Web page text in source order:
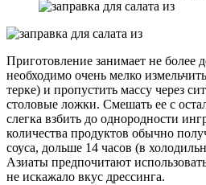
Приготовление занимает не более
необходимо очень мелко
терке) и пропустить массу через
столовые ложки. Смешать ее с
слегка взбить до однородности
количества продуктов обычно
соуса, дольше 14 часов (в
Азиаты предпочитают
не искажало вкус дрессинга.